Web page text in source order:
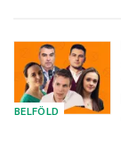
BELFÖLD